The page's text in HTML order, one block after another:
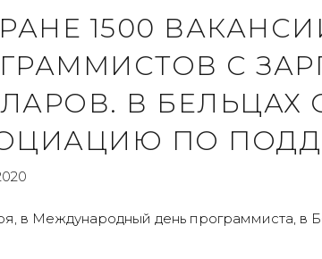
1500
С
В БЕЛЬЦАХ
ПО
в Международный день программиста, в